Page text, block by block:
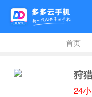
首页
狩
24